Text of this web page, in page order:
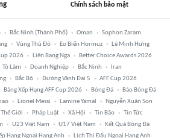
Chính sách bảo mật
Bắc Ninh (thành Phố) Oman
Sophon Zaram
Vùng Thủ Đô Eo Biển Hormuz
Lê Minh Hưng
2026 Liên Bang Nga
Better Choice Awards 2026
Tô Lâm Doanh Nghiệp Bắc Ninh
Iran
Bắc Bộ Đường Vành Đai 5
AFF Cup 2026
Bảng Xếp Hạng AFF Cup 2026 Bóng Đá
Báo Bóng Đá
Lionel Messi Lamine Yamal
Nguyễn Xuân Son
Giới Pháp Luật Xã Hội Tin Bão
Tin Tức
U23 Việt Nam U17 Việt Nam
Kết Quả Bóng Đá
Hạng Ngoại Hạng Anh Lịch Thi Đấu Ngoại Hạng Anh